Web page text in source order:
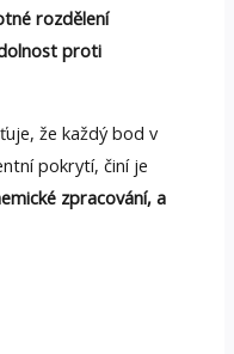
rozdělení
proti
že každý bod v
pokrytí, činí je
zpracování, a